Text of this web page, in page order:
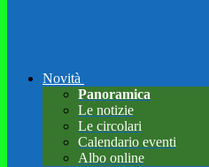
Novità
Panoramica
Le notizie
Le circolari
Calendario eventi
Albo online